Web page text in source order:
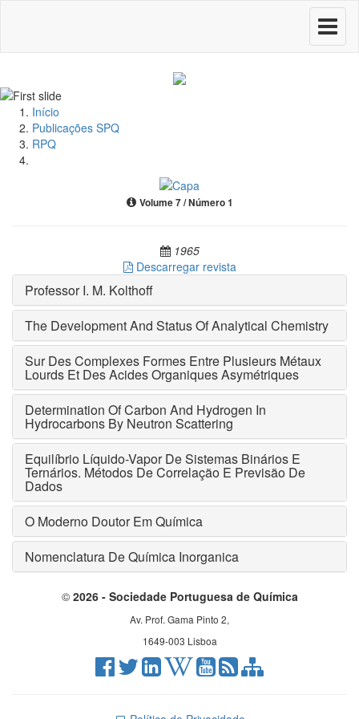
Toggle
Início
Publicações SPQ
RPQ
Volume 7 / Número 1
1965
Descarregar revista
Professor I. M. Kolthoff
The Development And Status Of Analytical Chemistry
Sur Des Complexes Formes Entre Plusieurs Métaux
Lourds Et Des Acides Organiques Asymétriques
Determination Of Carbon And Hydrogen In
Hydrocarbons By Neutron Scattering
Equilíbrio Líquido-Vapor De Sistemas Binários E
Ternários. Métodos De Correlação E Previsão De
Dados
O Moderno Doutor Em Química
Nomenclatura De Química Inorganica
© 2026 - Sociedade Portuguesa de Química
Av. Prof. Gama Pinto 2,
1649-003 Lisboa